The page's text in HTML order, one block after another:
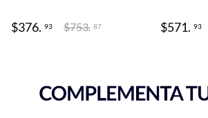
$376. 93 $753. 87 $571. 93